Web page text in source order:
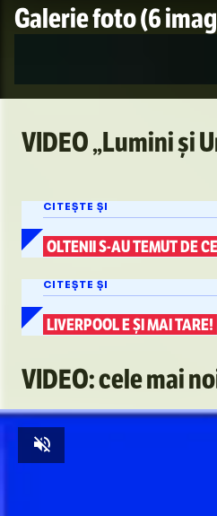
Galerie foto(6
VIDEO „Lumini și
CITEȘTE ȘI
OLTENIIS-AUTEMUT DE
CITEȘTE ȘI
LIVERPOOL E ȘI MAI TARE!
VIDEO: cele mai
Unmute